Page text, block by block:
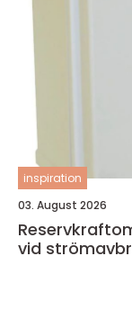
inspiration
03. August 2026
Reservkraftomkopplare
vid